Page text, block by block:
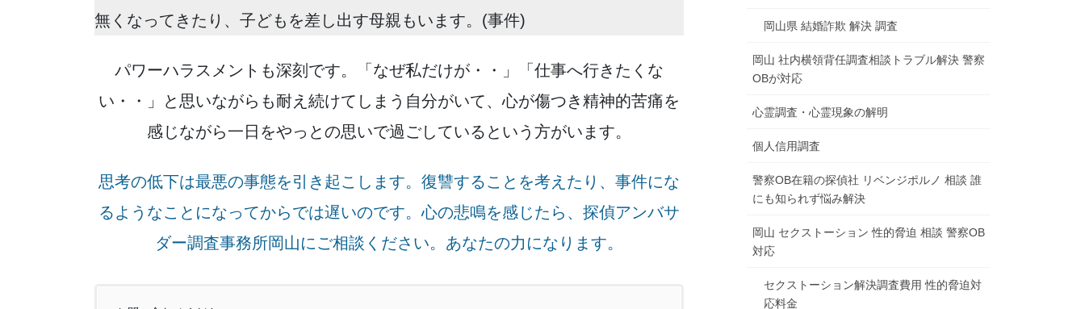
無くなってきたり、子どもを差し出す母親もいます。(事件)
パワーハラスメントも深刻です。「なぜ私だけが・・」「仕事へ行きたくな
い・・」と思いながらも耐え続けてしまう自分がいて、心が傷つき精神的苦痛を
感じながら一日をやっとの思いで過ごしているという方がいます。
思考の低下は最悪の事態を引き起こします。復讐することを考えたり、事件にな
るようなことになってからでは遅いのです。心の悲鳴を感じたら、探偵アンバサ
ダー調査事務所岡山にご相談ください。あなたの力になります。
岡山県 結婚詐欺 解決 調査
岡山 社内横領背任調査相談トラブル解決 警察
OBが対応
心霊調査・心霊現象の解明
個人信用調査
警察OB在籍の探偵社 リベンジポルノ 相談 誰
にも知られず悩み解決
岡山 セクストーション 性的脅迫 相談 警察OB
対応
セクストーション解決調査費用 性的脅迫対
応料金